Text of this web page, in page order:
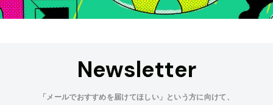
Newsletter
「メールでおすすめを届けてほしい」という方に向けて、